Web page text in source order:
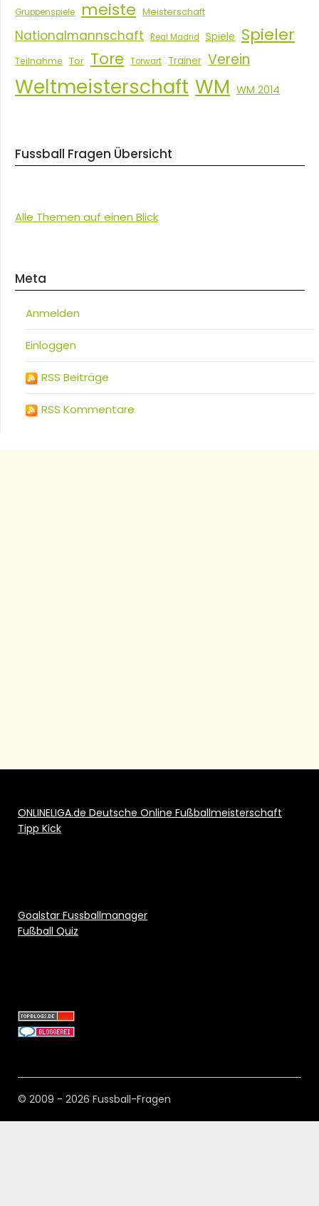
Gruppenspiele meiste Meisterschaft
Nationalmannschaft Real Madrid Spiele Spieler
Teilnahme Tor Tore Torwart Trainer Verein
Weltmeisterschaft WM WM 2014
Fussball Fragen Übersicht
Alle Themen auf einen Blick
Meta
Anmelden
Einloggen
RSS Beiträge
RSS Kommentare
ONLINELIGA.de Deutsche Online Fußballmeisterschaft
Tipp Kick
Goalstar Fussballmanager
Fußball Quiz
© 2009 - 2026 Fussball-Fragen